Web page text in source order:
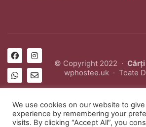
© Copyright 2022 ·
wphostee.uk · Toate
We use cookies on our website to
experience by remembering your
visits. By clicking “Accept All”, you